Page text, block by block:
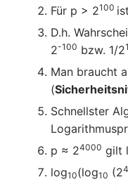
Für p > 2100
D.h.
2-100 bzw. 1/2
Man braucht
(
Schnellster
p ≈ 24000 gilt
log10(log10 (2